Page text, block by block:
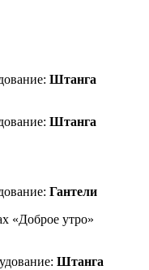
Штанга
Штанга
Гантели
«Доброе утро»
Штанга